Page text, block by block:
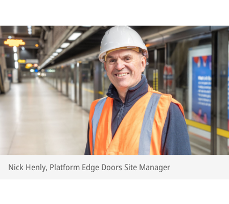
Nick Henly, Platform Edge Doors Site Manager